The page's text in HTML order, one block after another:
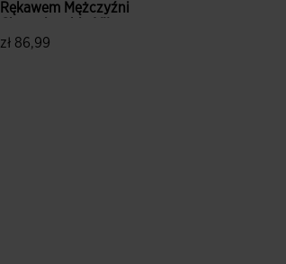
Rękawem Mężczyźni
Czerwony Czarny
zł 86,99